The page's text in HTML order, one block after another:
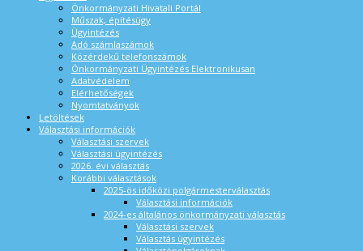
Önkormányzati Hivatali Portál
Műszak, építésügy
Ügyintézés
Adó számlaszámok
Közérdekű telefonszámok
Önkormányzati Ügyintézés Elektronikusan
Adatvédelem
Elérhetőségek
Nyomtatványok
Letöltések
Választási információk
Választási szervek
Választási ügyintézés
2026. évi választás
Korábbi választások
2025-ös időközi polgármesterválasztás
Választási információk
2024-es általános önkormányzati választás
Választási szervek
Választás ügyintézés